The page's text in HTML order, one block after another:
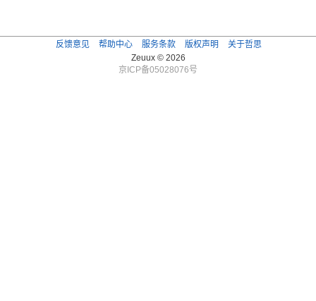
反馈意见 帮助中心 服务条款 版权声明
关于哲思
Zeuux © 2026
京ICP备05028076号